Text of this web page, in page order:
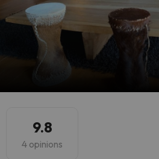
9.8
4 opinions